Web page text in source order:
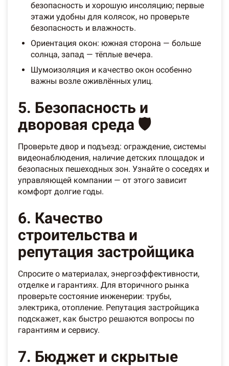
безопасность и хорошую инсоляцию; первые
этажи удобны для колясок, но проверьте
безопасность и влажность.
Ориентация окон: южная сторона — больше
солнца, запад — тёплые вечера.
Шумоизоляция и качество окон особенно
важны возле оживлённых улиц.
5. Безопасность и
дворовая среда 🛡️
Проверьте двор и подъезд: ограждение, системы
видеонаблюдения, наличие детских площадок и
безопасных пешеходных зон. Узнайте о соседях и
управляющей компании — от этого зависит
комфорт долгие годы.
6. Качество
строительства и
репутация застройщика
Спросите о материалах, энергоэффективности,
отделке и гарантиях. Для вторичного рынка
проверьте состояние инженерии: трубы,
электрика, отопление. Репутация застройщика
подскажет, как быстро решаются вопросы по
гарантиям и сервису.
7. Бюджет и скрытые